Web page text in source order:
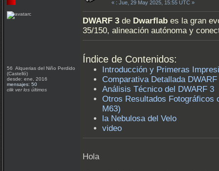
56 Alquerias del Niño Perdido
(Castelló)
desde: ene, 2016
mensajes: 50
clik ver los últimos
« : Jue, 29 May 2025, 15:55 UTC »
DWARF 3 de Dwarflab es la gran
35/150, alineación autónoma y
Índice de Contenidos:
Introducción y Primeras
Comparativa Detallada
Análisis Técnico del DWARF 3
Otros Resultados Fotográficos
M63)
la Nebulosa del Velo
video
Hola